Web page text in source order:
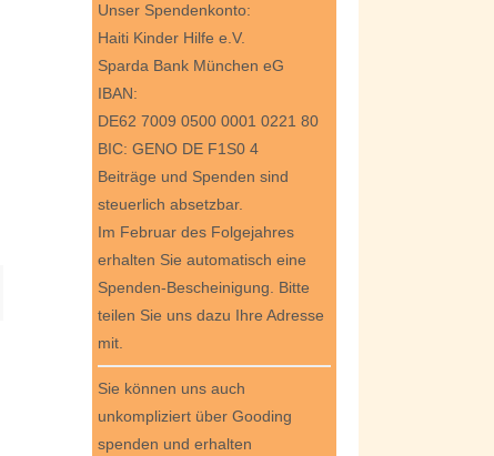
Unser Spendenkonto:
Haiti Kinder Hilfe e.V.
Sparda Bank München eG
IBAN:
DE62 7009 0500 0001 0221 80
BIC: GENO DE F1S0 4
Beiträge und Spenden sind
steuerlich absetzbar.
Im Februar des Folgejahres
erhalten Sie automatisch eine
Spenden-Bescheinigung. Bitte
teilen Sie uns dazu Ihre Adresse
mit.
Sie können uns auch
unkompliziert über Gooding
spenden und erhalten